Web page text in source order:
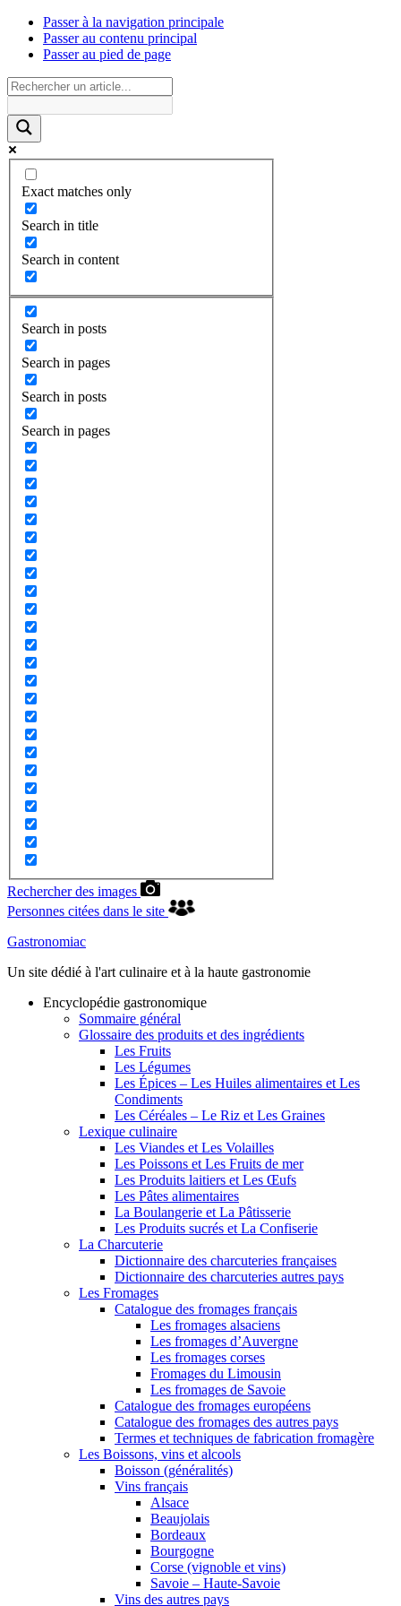
Passer à la navigation principale
Passer au contenu principal
Passer au pied de page
Exact matches only
Search in title
Search in content
Search in posts
Search in pages
Search in posts
Search in pages
Rechercher des images
Personnes citées dans le site
Gastronomiac
Un site dédié à l'art culinaire et à la haute gastronomie
Encyclopédie gastronomique
Sommaire général
Glossaire des produits et des ingrédients
Les Fruits
Les Légumes
Les Épices – Les Huiles alimentaires et Les
Condiments
Les Céréales – Le Riz et Les Graines
Lexique culinaire
Les Viandes et Les Volailles
Les Poissons et Les Fruits de mer
Les Produits laitiers et Les Œufs
Les Pâtes alimentaires
La Boulangerie et La Pâtisserie
Les Produits sucrés et La Confiserie
La Charcuterie
Dictionnaire des charcuteries françaises
Dictionnaire des charcuteries autres pays
Les Fromages
Catalogue des fromages français
Les fromages alsaciens
Les fromages d’Auvergne
Les fromages corses
Fromages du Limousin
Les fromages de Savoie
Catalogue des fromages européens
Catalogue des fromages des autres pays
Termes et techniques de fabrication fromagère
Les Boissons, vins et alcools
Boisson (généralités)
Vins français
Alsace
Beaujolais
Bordeaux
Bourgogne
Corse (vignoble et vins)
Savoie – Haute-Savoie
Vins des autres pays